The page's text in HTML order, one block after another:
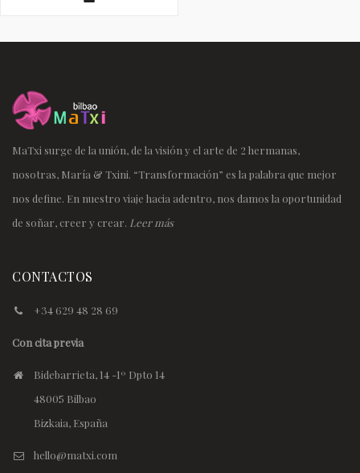
MaTxi surge de la unión, de la visión y el arte de 2 hermanas,
nosotras, María & Txini. “Transformación” es la palabra que mejor
nos define. En nuestro viaje hacia adentro, nos damos la oportunidad
de soñar, creer y crear. Leer más
CONTACTOS
+34 629 48 28 69
Con cita previa
Bidebarrieta, 14 -1º Dpto 14
48005 Bilbao
Bizkaia, España
hello@matxi.com